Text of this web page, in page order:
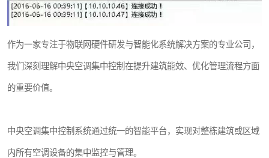
作为一家专注于物联网硬件研发与智能化系统解决方案的专业公司，
我们深刻理解中央空调集中控制在提升建筑能效、优化管理流程方面
的重要价值。
中央空调集中控制系统通过统一的智能平台，实现对整栋建筑或区域
内所有空调设备的集中监控与管理。